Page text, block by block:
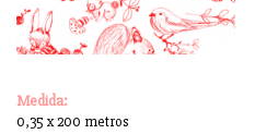
Medida:
0,35 x 200 metros